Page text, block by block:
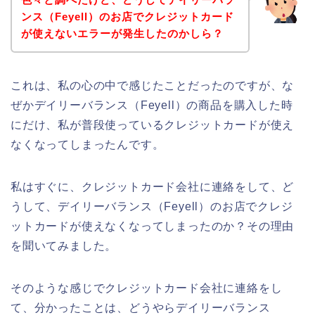
ンス（Feyell）のお店でクレジットカード
が使えないエラーが発生したのかしら？
これは、私の心の中で感じたことだったのですが、な
ぜかデイリーバランス（Feyell）の商品を購入した時
にだけ、私が普段使っているクレジットカードが使え
なくなってしまったんです。
私はすぐに、クレジットカード会社に連絡をして、ど
うして、デイリーバランス（Feyell）のお店でクレジ
ットカードが使えなくなってしまったのか？その理由
を聞いてみました。
そのような感じでクレジットカード会社に連絡をし
て、分かったことは、どうやらデイリーバランス